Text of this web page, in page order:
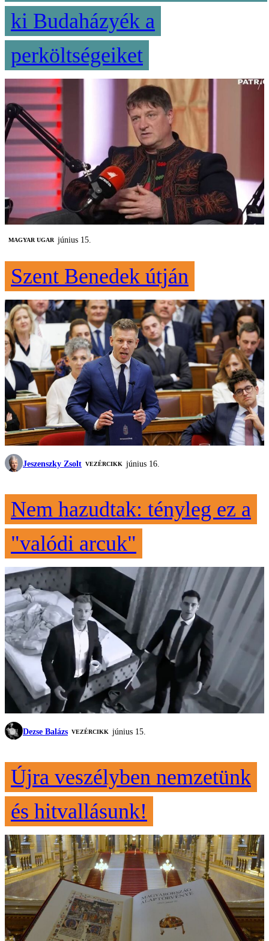
ki Budaházyék a
perköltségeiket
MAGYAR UGAR június 15.
Szent Benedek útján
Jeszenszky Zsolt VEZÉRCIKK június 16.
Nem hazudtak: tényleg ez a
"valódi arcuk"
Dezse Balázs VEZÉRCIKK június 15.
Újra veszélyben nemzetünk
és hitvallásunk!